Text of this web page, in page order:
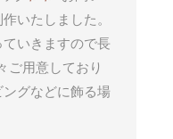
いたしました。
いきますので長
ご用意しており
グなどに飾る場